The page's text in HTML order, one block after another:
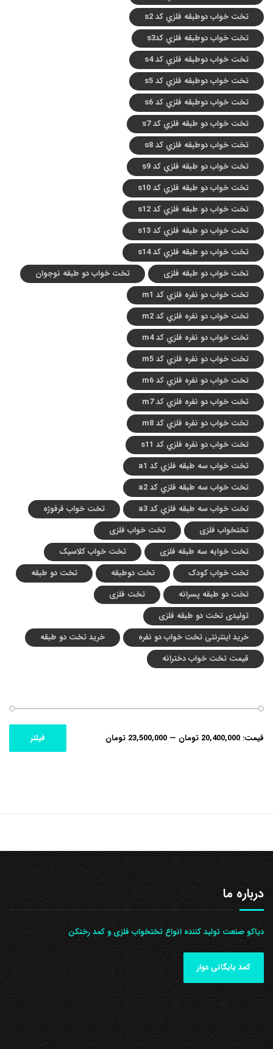
تخت خواب دوطبقه فلزي کد s2
تخت خواب دوطبقه فلزي کدs3
تخت خواب دوطبقه فلزي کد s4
تخت خواب دوطبقه فلزي کد s5
تخت خواب دوطبقه فلزي کد s6
تخت خواب دو طبقه فلزي کد s7
تخت خواب دوطبقه فلزي کد s8
تخت خواب دو طبقه فلزي کد s9
تخت خواب دو طبقه فلزي کد s10
تخت خواب دو طبقه فلزي کد s12
تخت خواب دو طبقه فلزي کد s13
تخت خواب دو طبقه فلزي کد s14
تخت خواب دو طبقه فلزی
تخت خواب دو طبقه نوجوان
تخت خواب دو نفره فلزي کد m1
تخت خواب دو نفره فلزي کد m2
تخت خواب دو نفره فلزي کد m4
تخت خواب دو نفره فلزي کد m5
تخت خواب دو نفره فلزي کد m6
تخت خواب دو نفره فلزي کد m7
تخت خواب دو نفره فلزي کد m8
تخت خواب دو نفره فلزي کد s11
تخت خواب سه طبقه فلزي کد a1
تخت خواب سه طبقه فلزي کد a2
تخت خواب سه طبقه فلزي کد a3
تخت خواب فرفوژه
تختخواب فلزی
تخت خواب فلزی
تخت خوابه سه طبقه فلزی
تخت خواب کلاسیک
تخت خواب کودک
تخت دوطبقه
تخت دو طبقه
تخت دو طبقه پسرانه
تخت فلزی
تولیدی تخت دو طبقه فلزی
خرید اینترنتی تخت خواب دو نفره
خرید تخت دو طبقه
قیمت تخت خواب دخترانه
حداقل
حداکثر
فیلتر قیمت: 20,400,000 تومان — 23,500,000 تومان
درباره ما
دیاکو صنعت تولید کننده انواع تختخواب فلزی و کمد رختکن
کمد بایگانی دوار